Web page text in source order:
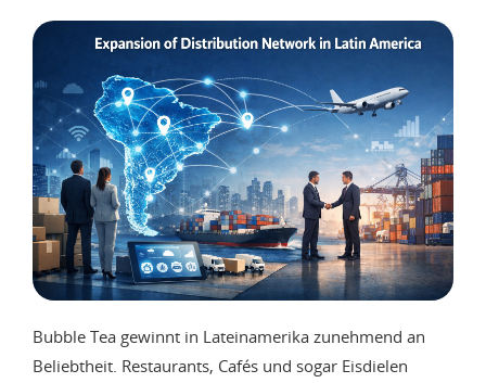
Bubble Tea gewinnt in Lateinamerika zunehmend an
Beliebtheit. Restaurants, Cafés und sogar Eisdielen